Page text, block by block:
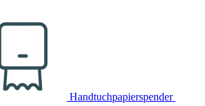
Handtuchpapierspender